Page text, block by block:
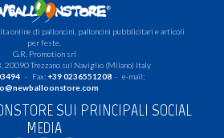
online di palloncini, palloncini pubblicitari e articoli
per feste.
G.R. Promotion srl
20090 Trezzano sul Naviglio (Milano) Italy
- Fax:+39 0236551208- e-mail:
SUI PRINCIPALI SOCIAL
MEDIA